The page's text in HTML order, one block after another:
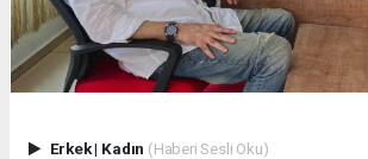
Erkek| Kadın (Haberi Sesli Oku)